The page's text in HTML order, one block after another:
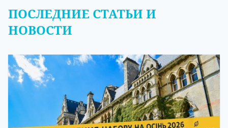
ПОСЛЕДНИЕ СТАТЬИ И
НОВОСТИ